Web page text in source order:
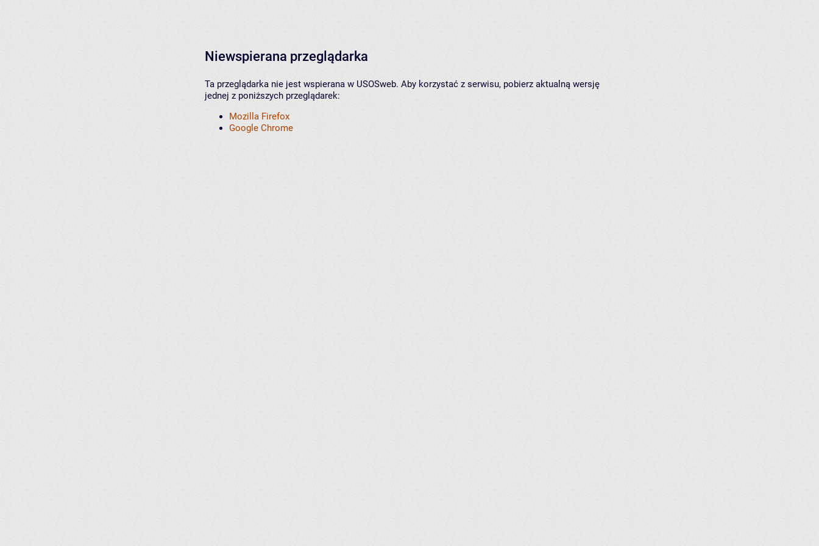
Niewspierana przeglądarka
Ta przeglądarka nie jest wspierana w USOSweb. Aby korzystać z serwisu, pobierz aktualną wersję
jednej z poniższych przeglądarek:
Mozilla Firefox
Google Chrome